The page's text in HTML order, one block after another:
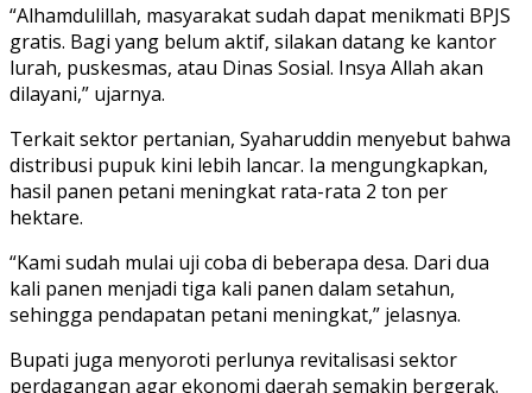
“Alhamdulillah, masyarakat sudah dapat menikmati BPJS
gratis. Bagi yang belum aktif, silakan datang ke kantor
lurah, puskesmas, atau Dinas Sosial. Insya Allah akan
dilayani,” ujarnya.
Terkait sektor pertanian, Syaharuddin menyebut bahwa
distribusi pupuk kini lebih lancar. Ia mengungkapkan,
hasil panen petani meningkat rata-rata 2 ton per
hektare.
“Kami sudah mulai uji coba di beberapa desa. Dari dua
kali panen menjadi tiga kali panen dalam setahun,
sehingga pendapatan petani meningkat,” jelasnya.
Bupati juga menyoroti perlunya revitalisasi sektor
perdagangan agar ekonomi daerah semakin bergerak.